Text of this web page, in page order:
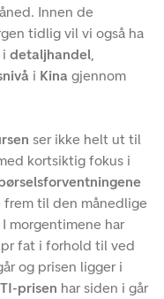
Innen de
tidlig vil vi også ha
detaljhandel
i Kina gjennom
ser ikke helt ut til
kortsiktig fokus i
frem til den månedlige
I morgentimene har
fat i forhold til ved
og prisen ligger i
prisen har siden i går